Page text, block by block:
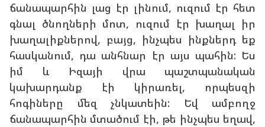
ճանապարհին լաց էր լինում, ուզում էր հետ
գնալ ծնողների մոտ, ուզում էր խաղալ իր
խաղալիքներով, բայց, ինչպես ինքներդ եք
հասկանում, դա անհնար էր այս պահին: Ես
իմ և Իզայի վրա պաշտպանական
կախարդանք էի կիրառել, որպեսզի
հոգիները մեզ չնկատեին: Եվ ամբողջ
ճանապարհին մտածում էի, թե ինչպես եղավ,